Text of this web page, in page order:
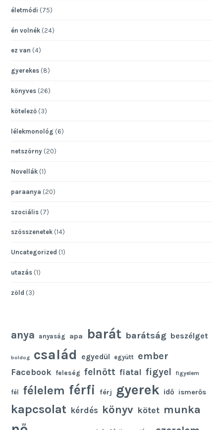
életmódi (75)
én volnék (24)
ez van (4)
gyerekes (8)
könyves (26)
kötelező (3)
lélekmonológ (6)
netszörny (20)
Novellák (1)
paraanya (20)
szociális (7)
szösszenetek (14)
Uncategorized (1)
utazás (1)
zöld (3)
anya anyaság apa barát barátság beszélget
boldog család egyedül együtt ember
Facebook feleség felnőtt fiatal figyel figyelem
fél félelem férfi férj gyerek idő ismerős
kapcsolat kérdés könyv kötet munka